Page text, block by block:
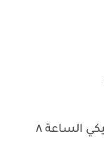
كريم ابتسم : تتعشي معايا ! هعدي عليكي الساعة ٨